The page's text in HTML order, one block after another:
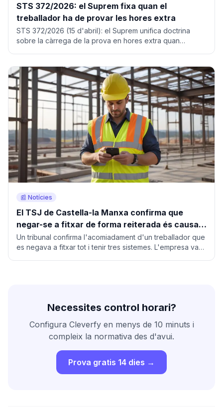
STS 372/2026: el Suprem fixa quan el
treballador ha de provar les hores extra
STS 372/2026 (15 d'abril): el Suprem unifica doctrina
sobre la càrrega de la prova en hores extra quan
📰 Notícies
El TSJ de Castella-la Manxa confirma que
negar-se a fitxar de forma reiterada és causa
d'acomiadament procedent
Un tribunal confirma l'acomiadament d'un treballador que
es negava a fitxar tot i tenir tres sistemes. L'empresa va
Necessites control horari?
Configura Cleverfy en menys de 10 minuts i
compleix la normativa des d'avui.
Prova gratis 14 dies →